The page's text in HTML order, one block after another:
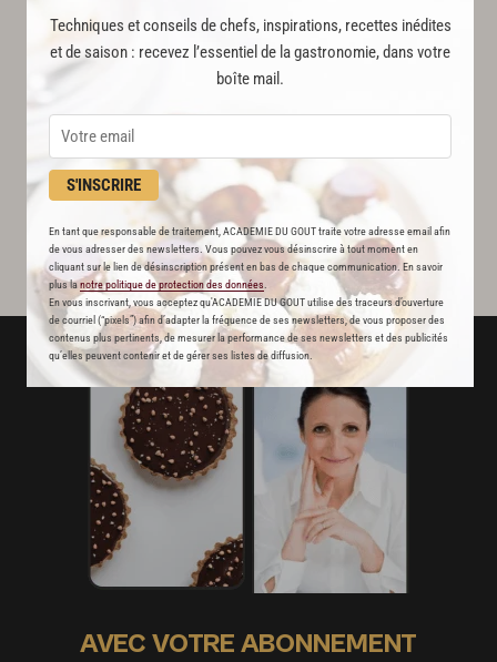
Techniques et conseils de chefs, inspirations, recettes inédites
et de saison : recevez l’essentiel de la gastronomie, dans votre
boîte mail.
S'INSCRIRE
En tant que responsable de traitement, ACADEMIE DU GOUT traite votre adresse email afin
de vous adresser des newsletters. Vous pouvez vous désinscrire à tout moment en
cliquant sur le lien de désinscription présent en bas de chaque communication. En savoir
plus lanotre politique de protection des données
En vous inscrivant, vous acceptez qu'ACADEMIE DU GOUT utilise des traceurs d’ouverture
de courriel (“pixels”) afin d’adapter la fréquence de ses newsletters, de vous proposer des
contenus plus pertinents, de mesurer la performance de ses newsletters et des publicités
qu’elles peuvent contenir et de gérer ses listes de diffusion.
AVEC VOTRE ABONNEMENT